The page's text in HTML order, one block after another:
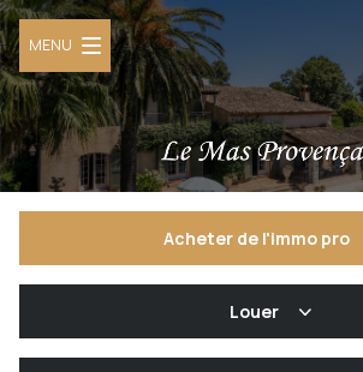
MENU
Acheter de l'immo pro
De l'immo pro
Louer